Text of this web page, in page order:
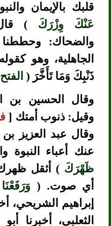
قلبك بالإيمان
عَنْكَ وِزْرَكَ )
والضحاك:
الجاهلية، وهو
ذَنْبِكَ وَمَا تَأَخَّرَ (الفتح
وقال الحسين بن
وقيل: ذنوب أمتك [
وقال عبد العزيز
عنك أعباء النبوة
ظَهْرَكَ ) أثقل
أي صوت. (
إبراهيم الشريحي،
الثعلبي، أخبرنا